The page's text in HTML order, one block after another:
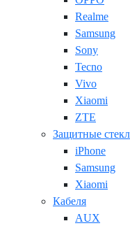
Realme
Samsung
Sony
Tecno
Vivo
Xiaomi
ZTE
Защитные
iPhone
Samsung
Xiaomi
Кабеля
AUX